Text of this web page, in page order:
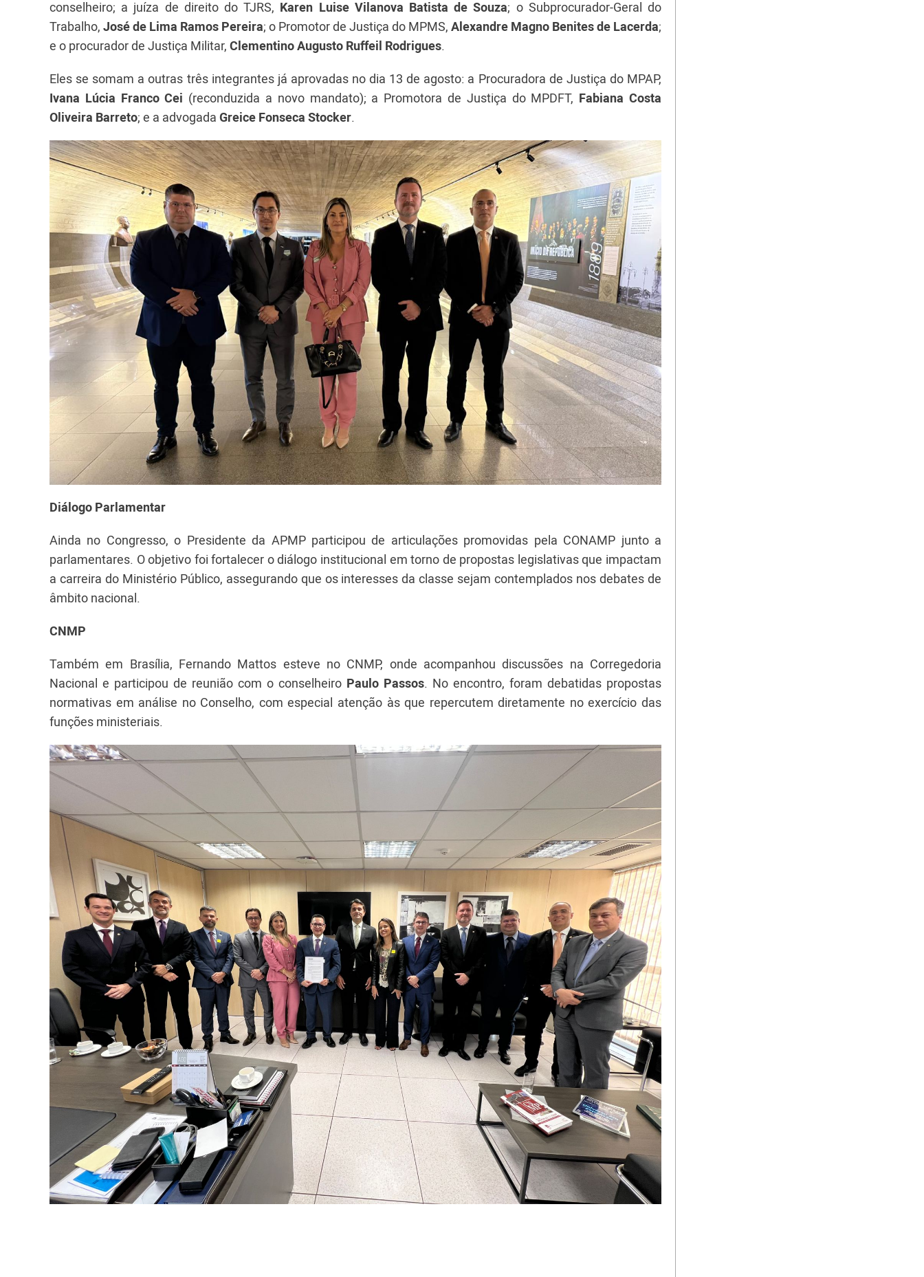
conselheiro; a juíza de direito do TJRS, Karen Luise Vilanova Batista de Souza; o Subprocurador-Geral do
Trabalho, José de Lima Ramos Pereira; o Promotor de Justiça do MPMS, Alexandre Magno Benites de Lacerda;
e o procurador de Justiça Militar, Clementino Augusto Ruffeil Rodrigues.
Eles se somam a outras três integrantes já aprovadas no dia 13 de agosto: a Procuradora de Justiça do MPAP,
Ivana Lúcia Franco Cei (reconduzida a novo mandato); a Promotora de Justiça do MPDFT, Fabiana Costa
Oliveira Barreto; e a advogada Greice Fonseca Stocker.
Diálogo Parlamentar
Ainda no Congresso, o Presidente da APMP participou de articulações promovidas pela CONAMP junto a
parlamentares. O objetivo foi fortalecer o diálogo institucional em torno de propostas legislativas que impactam
a carreira do Ministério Público, assegurando que os interesses da classe sejam contemplados nos debates de
âmbito nacional.
CNMP
Também em Brasília, Fernando Mattos esteve no CNMP, onde acompanhou discussões na Corregedoria
Nacional e participou de reunião com o conselheiro Paulo Passos. No encontro, foram debatidas propostas
normativas em análise no Conselho, com especial atenção às que repercutem diretamente no exercício das
funções ministeriais.